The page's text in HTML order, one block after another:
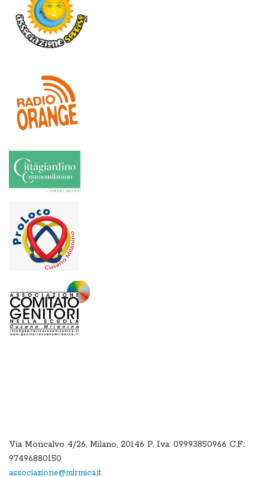
Via Moncalvo 4/26, Milano, 20146 P. Iva: 09993850966 C.F.:
97496880150
associazione@mirmica.it